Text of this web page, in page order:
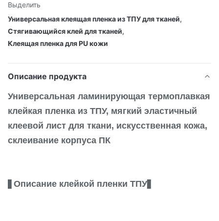
Выделить
Универсальная клеящая пленка из ТПУ для тканей,
Стягивающийся клей для тканей,
Клеящая пленка для PU кожи
Описание продукта
Универсальная ламинирующая термоплавкая
клейкая пленка из ТПУ, мягкий эластичный
клеевой лист для ткани, искусственная кожа,
склеивание корпуса ПК
Описание клейкой пленки ТПУ